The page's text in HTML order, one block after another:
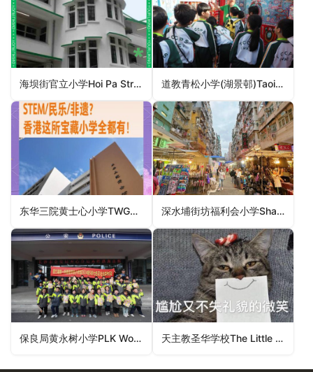
海坝街官立小学Hoi Pa Street Government Primary School（荃湾区小学） 道教青松小学(湖景邨)Taoist Ching Chung Primary School (Wu King Estate)（屯门区小学）
东华三院黄士心小学TWGHs Wong See Sum Primary School（葵青区小学） 深水埔街坊福利会小学Shamshuipo Kaifong Welfare Association Primary School（深水埗区小学）
保良局黄永树小学PLK Wong Wing Shu Primary School（西贡区小学） 天主教圣华学校The Little Flower’s Catholic Primary School（沙田区小学）